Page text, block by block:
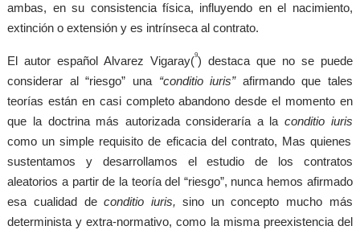
ambas, en su consistencia física, influyendo en el nacimiento,
extinción o extensión y es intrínseca al contrato.
El autor español Alvarez Vigaray(9) destaca que no se puede
considerar al “riesgo” una “conditio iuris”afirmando que tales
teorías están en casi completo abandono desde el momento en
que la doctrina más autorizada consideraría a la conditio iuris
como un simple requisito de eficacia del contrato, Mas quienes
sustentamos y desarrollamos el estudio de los contratos
aleatorios a partir de la teoría del “riesgo”, nunca hemos afirmado
esa cualidad deconditio iuris,sino un concepto mucho más
determinista y extra-normativo, como la misma preexistencia del